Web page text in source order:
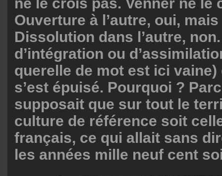
Ouverture à l’autre, oui,
Dissolution dans l’autre,
d’intégration ou
querelle de mot est ici
s’est épuisé. Pourquoi ?
supposait que sur tout le
culture de référence soit
français, ce qui allait sans
les années mille neuf cent